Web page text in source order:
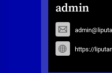
admin
https://